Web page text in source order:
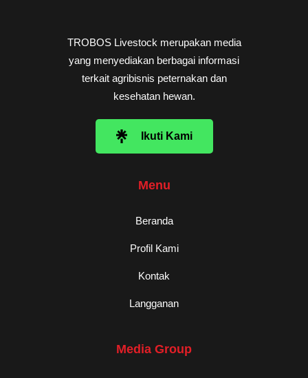
TROBOS Livestock merupakan media
yang menyediakan berbagai informasi
terkait agribisnis peternakan dan
kesehatan hewan.
Ikuti Kami
Menu
Beranda
Profil Kami
Kontak
Langganan
Media Group